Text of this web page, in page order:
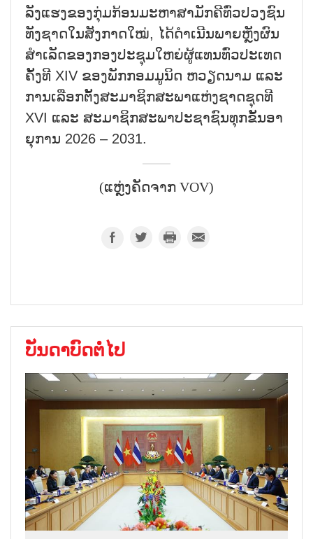
ລັງ​ແຮງ​ຂອງ​ກຸ່ມ​ກ້ອນ​ມະ​ຫາ​ສາ​ມັກ​ຄີ​ທົ່ວ​ປວງ​ຊົນ​
ທັງ​ຊາດ​ໃນ​ສັງ​ກາດ​ໃໝ່, ໄດ້​ດຳ​ເນີນ​ພາຍຫຼັງ​ຜົນ​
ສຳ​ເລັດ​ຂອງກອງ​ປະ​ຊຸມ​ໃຫຍ່​ຜູ້​ແທນ​ທົ່ວ​ປະ​ເທດ​
ຄັ້ງ​ທີ XIV ຂອງ​ພັກ​ກອມ​ມູ​ນິດ ຫວຽດ​ນາມ ແລະ
ການ​ເລືອກ​ຕັ້ງ​ສະ​ມາ​ຊິກ​ສະ​ພາ​ແຫ່​ງ​ຊາດ​ຊຸດ​ທີ
XVI ແລະ ສະ​ມາ​ຊິກ​ສະ​ພາ​ປະ​ຊາ​ຊົນ​ທຸກ​ຂັ້ນ​ອາ​
ຍຸ​ການ 2026 – 2031.
(ແຫຼ່ງຄັດຈາກ VOV)
ບັນດາບົດຕໍ່ໄປ